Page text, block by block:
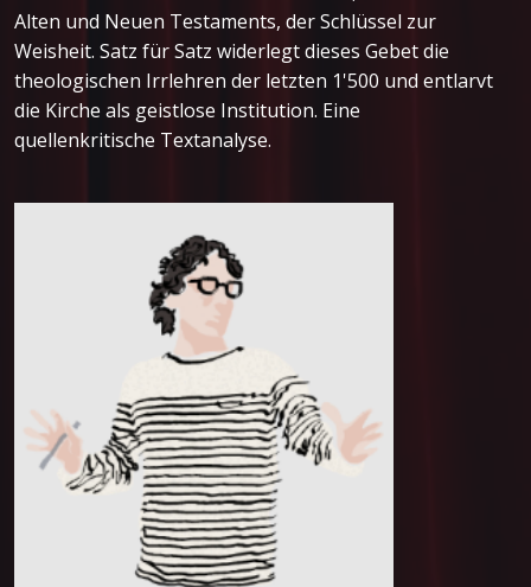
Alten und Neuen Testaments, der Schlüssel zur
Weisheit. Satz für Satz widerlegt dieses Gebet die
theologischen Irrlehren der letzten 1'500 und entlarvt
die Kirche als geistlose Institution. Eine
quellenkritische Textanalyse.